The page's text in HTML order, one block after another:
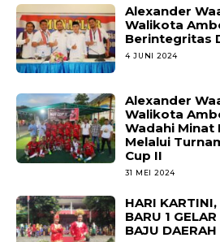
Alexander
Walikota
Berintegritas
4 JUNI 2024
Alexander
Walikota
Wadahi Minat
Melalui
Cup II
31 MEI 2024
HARI
BARU 1
BAJU DAERAH